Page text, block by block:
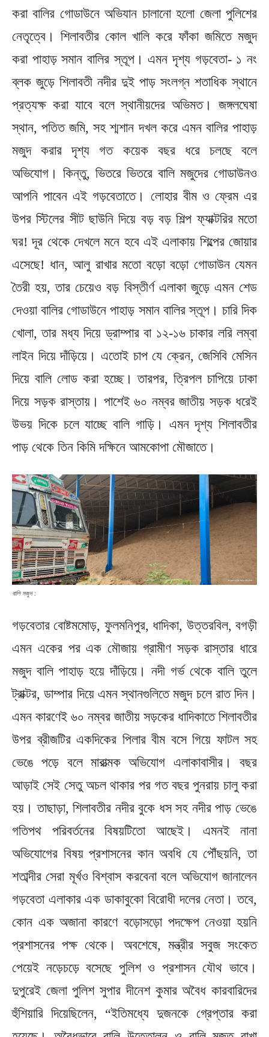
করা বালির গোডাউনে অভিযান চালানো হলো জেলা পুলিশের
নেতৃত্বে। শিলাবতীর কোল খালি করে ফাঁকা জমিতে মজুদ
করা পাহাড় সমান বালির স্তূপ। এমন দৃশ্য গড়বেতা- ১ নং
ব্লক জুড়ে শিলাবতী নদীর দুই পাড় সংলগ্ন শতাধিক স্থানে
প্রত্যক্ষ করা যাবে বলে স্থানীয়দের অভিমত। জঙ্গলঘেষা
স্থান, পতিত জমি, সহ শ্মশান দখল করে এমন বালির পাহাড়
মজুদ করার দৃশ্য গত কয়েক বছর ধরে চলছে বলে
অভিযোগ। কিন্তু, ভিতরে ভিতরে বালি মজুদের গোডাউনও
আপনি পাবেন এই গড়বেতাতে। লোহার বীম ও ফ্রেম এর
উপর স্টিলের সীট ছাউনি দিয়ে বড় বড় শিল্প ফ্যাক্টরির মতো
ঘর! দূর থেকে দেখলে মনে হবে এই এলাকায় শিল্পের জোয়ার
এসেছে! ধান, আলু রাখার মতো বড়ো বড়ো গোডাউন যেমন
তৈরী হয়, তার চেয়েও বড় বিস্তীর্ণ এলাকা জুড়ে এমন শেড
দেওয়া বালির গোডাউনে পাহাড় সমান বালির স্তূপ। চারি দিক
খোলা, তার মধ্য দিয়ে ড্রাম্পার বা ১২-১৬ চাকার লরি লম্বা
লাইন দিয়ে দাঁড়িয়ে। এতোই চাপ যে ক্রেন, জেসিবি মেসিন
দিয়ে বালি লোড করা হচ্ছে। তারপর, ত্রিপল চাপিয়ে ঢাকা
দিয়ে সড়ক রাস্তায়। পাশেই ৬০ নম্বর জাতীয় সড়ক ধরেই
উভয় দিকে চলে যাচ্ছে বালি গাড়ি। এমন দৃশ্য শিলাবতীর
পাড় থেকে তিন কিমি দক্ষিনে আমকোপা মৌজাতে।
বালি মজুদ :
গড়বেতার বোষ্টমমোড়, ফুলমনিপুর, ধাদিকা, উত্তরবিল, বগড়ী
এমন একের পর এক মৌজায় গ্রামীণ সড়ক রাস্তার ধারে
মজুদ বালি পাহাড় হয়ে দাঁড়িয়ে। নদী গর্ভ থেকে বালি তুলে
ট্রাক্টর, ডাম্পার দিয়ে এমন স্থানগুলিতে মজুদ চলে রাত দিন।
এমন কারণেই ৬০ নম্বর জাতীয় সড়কের ধাদিকাতে শিলাবতীর
উপর ব্রীজটির একদিকের পিলার বীম বসে গিয়ে ফাটল সহ
ভেঙে পড়ে বলে মারাত্মক অভিযোগ এলাকাবাসীর। বছর
আড়াই সেই সেতু অচল থাকার পর গত বছর পুনরায় চালু করা
হয়। তাছাড়া, শিলাবতীর নদীর বুকে ধস সহ নদীর পাড় ভেঙে
গতিপথ পরিবর্তনের বিষয়টিতো আছেই। এমনই নানা
অভিযোগের বিষয় প্রশাসনের কান অবধি যে পৌঁছয়নি, তা
শতাব্দীর সেরা মূর্খও বিশ্বাস করবেনা বলে অভিযোগ জানালেন
গড়বেতা এলাকার এক ডাকাবুকো বিরোধী দলের নেতা। তবে,
কোন এক অজানা কারণে বড়োসড়ো পদক্ষেপ নেওয়া হয়নি
প্রশাসনের পক্ষ থেকে। অবশেষে, মন্ত্রীর সবুজ সংকেত
পেয়েই নড়েচড়ে বসেছে পুলিশ ও প্রশাসন যৌথ ভাবে।
দুপুরেই জেলা পুলিশ সুপার দীনেশ কুমার অবৈধ কারবারিদের
হুঁশিয়ারি দিয়েছিলেন, “ইতিমধ্যে দুজনকে গ্রেপ্তার করা